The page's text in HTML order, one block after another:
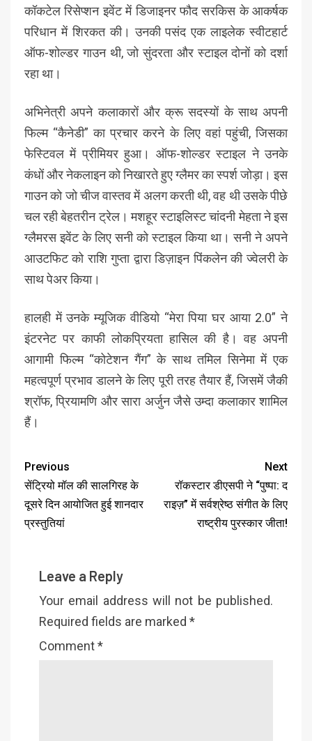
कॉकटेल रिसेप्शन इवेंट में डिजाइनर फौद सरकिस के आकर्षक
परिधान में शिरकत की। उनकी पसंद एक लाइलेक स्वीटहार्ट
ऑफ-शोल्डर गाउन थी, जो सुंदरता और स्टाइल दोनों को दर्शा
रहा था।
अभिनेत्री अपने कलाकारों और क्रू सदस्यों के साथ अपनी
फिल्म “कैनेडी” का प्रचार करने के लिए वहां पहुंची, जिसका
फेस्टिवल में प्रीमियर हुआ। ऑफ-शोल्डर स्टाइल ने उनके
कंधों और नेकलाइन को निखारते हुए ग्लैमर का स्पर्श जोड़ा। इस
गाउन को जो चीज वास्तव में अलग करती थी, वह थी उसके पीछे
चल रही बेहतरीन ट्रेल। मशहूर स्टाइलिस्ट चांदनी मेहता ने इस
ग्लैमरस इवेंट के लिए सनी को स्टाइल किया था। सनी ने अपने
आउटफिट को राशि गुप्ता द्वारा डिज़ाइन पिंकलेन की ज्वेलरी के
साथ पेअर किया।
हालही में उनके म्यूजिक वीडियो “मेरा पिया घर आया 2.0” ने
इंटरनेट पर काफी लोकप्रियता हासिल की है। वह अपनी
आगामी फिल्म “कोटेशन गैंग” के साथ तमिल सिनेमा में एक
महत्वपूर्ण प्रभाव डालने के लिए पूरी तरह तैयार हैं, जिसमें जैकी
श्रॉफ, प्रियामणि और सारा अर्जुन जैसे उम्दा कलाकार शामिल
हैं।
Previous
सेंट्रियो मॉल की सालगिरह के
दूसरे दिन आयोजित हुई शानदार
प्रस्तुतियां
Next
रॉकस्टार डीएसपी ने “पुष्पा: द
राइज़” में सर्वश्रेष्ठ संगीत के लिए
राष्ट्रीय पुरस्कार जीता!
Leave a Reply
Your email address will not be published.
Required fields are marked *
Comment*